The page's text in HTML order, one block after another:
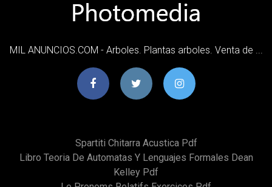
MIL ANUNCIOS.COM - Arboles. Plantas arboles. Venta de ...
Spartiti Chitarra Acustica Pdf
Libro Teoria De Automatas Y Lenguajes Formales Dean
Kelley Pdf